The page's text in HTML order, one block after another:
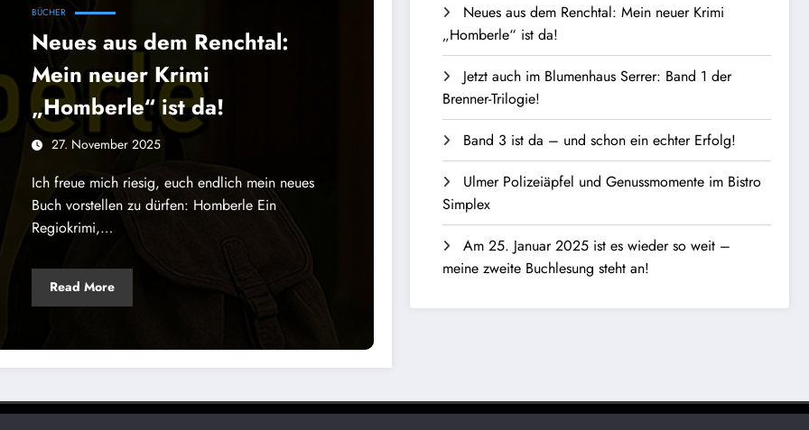
BÜCHER
Neues aus dem Renchtal:
Mein neuer Krimi
„Homberle“ ist da!
27. November 2025
Ich freue mich riesig, euch endlich mein neues
Buch vorstellen zu dürfen: Homberle Ein
Regiokrimi,…
Read More
Neues aus dem Renchtal: Mein neuer Krimi
„Homberle“ ist da!
Jetzt auch im Blumenhaus Serrer: Band 1 der
Brenner-Trilogie!
Band 3 ist da – und schon ein echter Erfolg!
Ulmer Polizeiäpfel und Genussmomente im Bistro
Simplex
Am 25. Januar 2025 ist es wieder so weit –
meine zweite Buchlesung steht an!